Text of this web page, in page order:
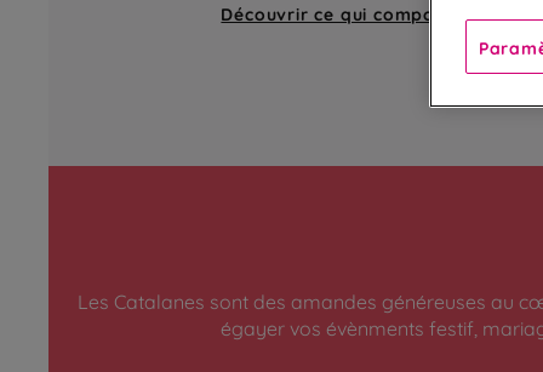
Découvrir ce qui compose
Les Catalanes sont des amandes généreuses au
égayer vos évènments festif,